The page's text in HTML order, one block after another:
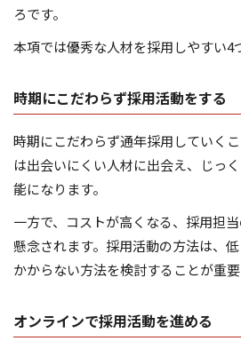
ろです。
本項では優秀な人材を採用しやすい4
時期にこだわらず採用活動をする
時期にこだわらず通年採用していく
は出会いにくい人材に出会え、じっ
能になります。
一方で、コストが高くなる、採用担
懸念されます。採用活動の方法は、
かからない方法を検討することが重要
オンラインで採用活動を進める